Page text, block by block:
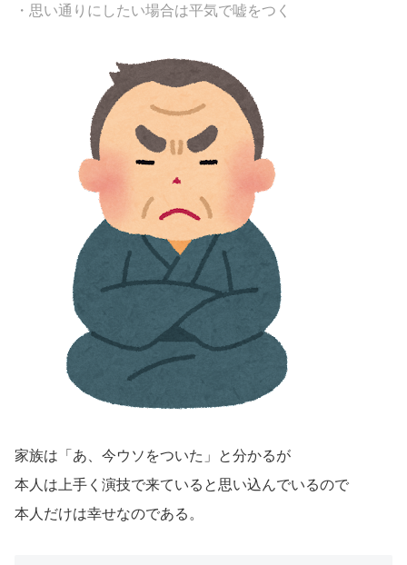
・思い通りにしたい場合は平気で嘘をつく
家族は「あ、今ウソをついた」と分かるが
本人は上手く演技で来ていると思い込んでいるので
本人だけは幸せなのである。